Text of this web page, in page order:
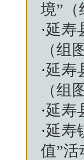
境”（
·延寿
（组
·延寿
（组
·延寿
·延寿
值”活